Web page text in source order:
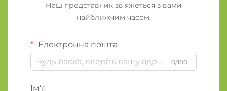
Наш представник зв'яжеться з вами
найближчим часом.
Електронна пошта
0/100
Ім'я